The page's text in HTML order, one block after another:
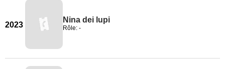
2023
Nina dei lupi
Rôle: -